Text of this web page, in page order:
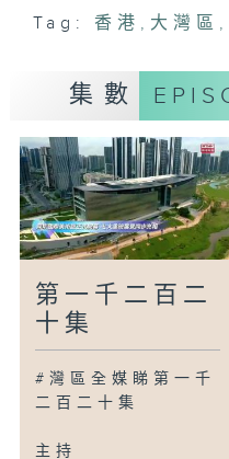
揚州：首個警用太
荊州：數十萬尾中
廣州：自動駕駛的
廣州：亞洲最大室
廣州：推行校長學
灣區新里程
南京：利用AI協助
杭州：人工智能催
清遠：行人過路處
江門：認識當地新
鳥瞰神州
Tag: 香港 , 大灣區 ,
集數
第一千二百二
十集
#灣區全媒睇第一千
二百二十集
主持